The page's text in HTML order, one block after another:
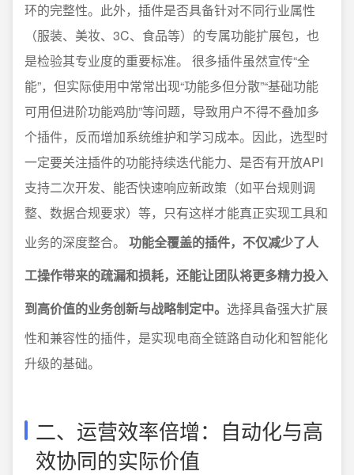
环的完整性。此外，插件是否具备针对不同行业属性
（服装、美妆、3C、食品等）的专属功能扩展包，也
是检验其专业度的重要标准。 很多插件虽然宣传“全
能”，但实际使用中常常出现“功能多但分散”“基础功能
可用但进阶功能鸡肋”等问题，导致用户不得不叠加多
个插件，反而增加系统维护和学习成本。因此，选型时
一定要关注插件的功能持续迭代能力、是否有开放API
支持二次开发、能否快速响应新政策（如平台规则调
整、数据合规要求）等，只有这样才能真正实现工具和
业务的深度整合。 功能全覆盖的插件，不仅减少了人
工操作带来的疏漏和损耗，还能让团队将更多精力投入
到高价值的业务创新与战略制定中。 选择具备强大扩展
性和兼容性的插件，是实现电商全链路自动化和智能化
升级的基础。
二、运营效率倍增：自动化与高
效协同的实际价值